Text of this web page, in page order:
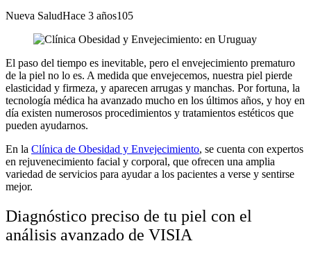
Nueva SaludHace 3 años105
El paso del tiempo es inevitable, pero el envejecimiento prematuro
de la piel no lo es. A medida que envejecemos, nuestra piel pierde
elasticidad y firmeza, y aparecen arrugas y manchas. Por fortuna, la
tecnología médica ha avanzado mucho en los últimos años, y hoy en
día existen numerosos procedimientos y tratamientos estéticos que
pueden ayudarnos.
En la Clínica de Obesidad y Envejecimiento, se cuenta con expertos
en rejuvenecimiento facial y corporal, que ofrecen una amplia
variedad de servicios para ayudar a los pacientes a verse y sentirse
mejor.
Diagnóstico preciso de tu piel con el
análisis avanzado de VISIA